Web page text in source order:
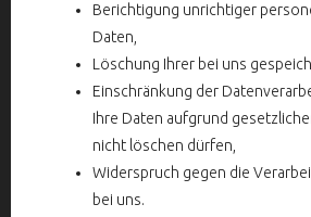
Berichtigung unrichtiger
Daten,
Löschung Ihrer bei uns
Einschränkung der
Ihre Daten aufgrund
nicht löschen dürfen,
Widerspruch gegen die
bei uns.